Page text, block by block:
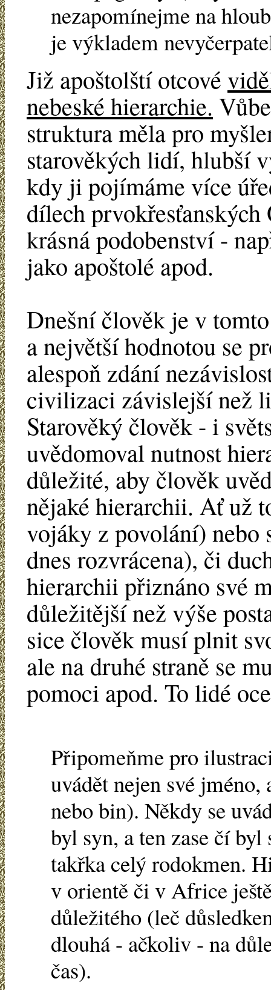
nezapomínejme na
je výkladem
Již apoštolští otcové
nebeské hierarchie.
struktura měla pro
starověkých lidí, hlubší
kdy ji pojímáme více
dílech prvokřesťanských
krásná podobenství -
jako apoštolé apod.
Dnešní člověk je v
a největší hodnotou se
alespoň zdání
civilizaci závislejší než
Starověký člověk - i
uvědomoval nutnost
důležité, aby člověk
nějaké hierarchii. Ať už
vojáky z povolání) nebo
dnes rozvrácena), či
hierarchii přiznáno své
důležitější než výše
sice člověk musí plnit
ale na druhé straně se
pomoci apod. To lidé
Připomeňme pro
uvádět nejen své
nebo bin). Někdy se
byl syn, a ten zase čí
takřka celý rodokmen.
v orientě či v Africe
důležitého (leč
dlouhá - ačkoliv - na
čas).